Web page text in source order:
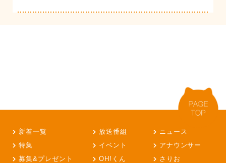
新着一覧 放送番組
ニュース
特集
イベント
アナウンサー
募集&プレゼント
OH!くん さりお